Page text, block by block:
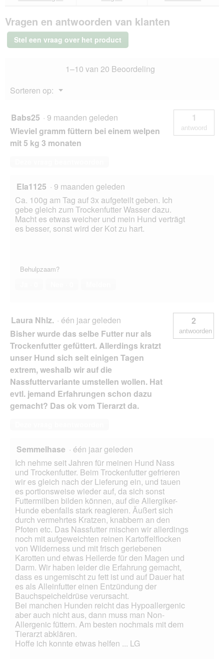
van
Veterinary
Mousse
12x400
antwoorden
Vragen en antwoorden van klanten
Stel een vraag over het product
1–10 van 20 Beoordeling
Sorteren op:
▼
Menu
Babs25 · 9 maanden geleden
Wieviel gramm füttern bei einem welpen
mit 5 kg 3 monaten
1
antwoord
Ela1125 · 9 maanden geleden
Ca. 100g am Tag auf 3x aufgeteilt geben. Ich
gebe gleich zum Trockenfutter Wasser dazu.
Macht es etwas weicher und mein Hund verträgt
es besser, sonst wird der Kot zu hart.
Behulpzaam?
Laura Nhlz. · één jaar geleden
Bisher wurde das selbe Futter nur als
Trockenfutter gefüttert. Allerdings kratzt
unser Hund sich seit einigen Tagen
extrem, weshalb wir auf die
Nassfuttervariante umstellen wollen. Hat
evtl. jemand Erfahrungen schon dazu
gemacht? Das ok vom Tierarzt da.
2
antwoorden
Semmelhase · één jaar geleden
Ich nehme seit Jahren für meinen Hund Nass
und Trockenfutter. Beim Trockenfutter gefrieren
wir es gleich nach der Lieferung ein, und tauen
es portionsweise wieder auf, da sich sonst
Futtermilben bilden können, auf die Allergiker-
Hunde ebenfalls stark reagieren. Äußert sich
durch vermehrtes Kratzen, knabbern an den
Pfoten etc. Das Nassfutter mischen wir allerdings
noch mit aufgeweichten reinen Kartoffelflocken
von Wilderness und mit frisch geriebenen
Karotten und etwas Heilerde für den Magen und
Darm. Wir haben leider die Erfahrung gemacht,
dass es ungemischt zu fett ist und auf Dauer hat
es als Alleinfutter einen Entzündung der
Bauchspeicheldrüse verursacht.
Bei manchen Hunden reicht das Hypoallergenic
aber auch nicht aus, dann muss man Non-
Allergenic füttern. Am besten nochmals mit dem
Tierarzt abklären.
Hoffe ich konnte etwas helfen ... LG